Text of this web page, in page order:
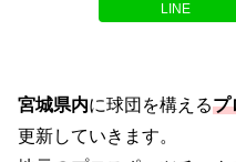
LINE
宮城県内に球団を構えるプ
更新していきます。